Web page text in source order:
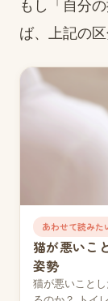
もし「自分
ば、上記の
あわせて読みた
猫が悪いこ
姿勢
猫が悪いこと